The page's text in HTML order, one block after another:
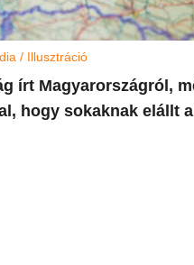
/ Illusztráció
írt Magyarországról,
hogy sokaknak elállt